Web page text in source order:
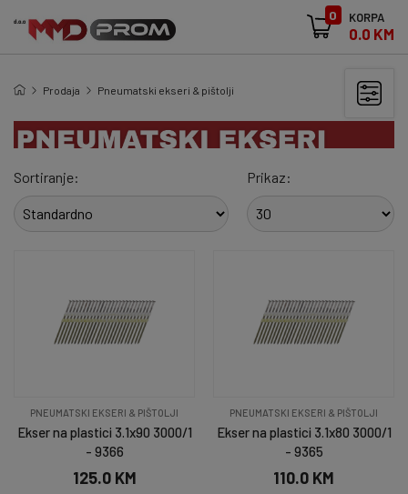
0 KORPA
0.0 KM
Prodaja Pneumatski ekseri & pištolji
Sortiranje: Prikaz:
PNEUMATSKI EKSERI & PIŠTOLJI
Ekser na plastici 3.1x90 3000/1
- 9366
125.0 KM
PNEUMATSKI EKSERI & PIŠTOLJI
Ekser na plastici 3.1x80 3000/1
- 9365
110.0 KM